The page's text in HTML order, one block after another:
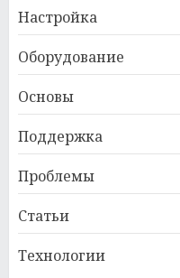
Настройка
Оборудование
Основы
Поддержка
Проблемы
Статьи
Технологии